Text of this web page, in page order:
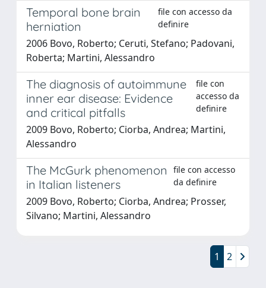
Temporal bone brain
herniation
file con accesso da
definire
2006 Bovo, Roberto; Ceruti, Stefano; Padovani,
Roberta; Martini, Alessandro
The diagnosis of autoimmune
inner ear disease: Evidence
and critical pitfalls
file con
accesso da
definire
2009 Bovo, Roberto; Ciorba, Andrea; Martini,
Alessandro
The McGurk phenomenon
in Italian listeners
file con accesso
da definire
2009 Bovo, Roberto; Ciorba, Andrea; Prosser,
Silvano; Martini, Alessandro
1 2